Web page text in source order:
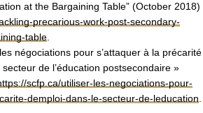
at the Bargaining Table” (October 2018)
precarious-work-post-secondary-
table.
négociations pour s’attaquer à la précarité
secteur de l’éducation postsecondaire »
scfp.ca/utiliser-les-negociations-pour-
demploi-dans-le-secteur-de-leducation